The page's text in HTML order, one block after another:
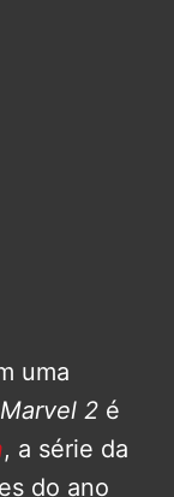
uma
2 é
, a série da
do ano